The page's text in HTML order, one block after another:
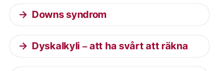
Downs syndrom
Dyskalkyli – att ha svårt att räkna